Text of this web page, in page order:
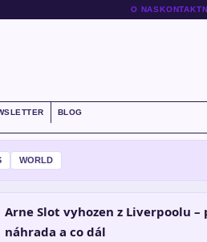
O NASKONTAKT
BLOG
WORLD
Arne Slot vyhozen z Liverpoolu –
náhrada a co dál